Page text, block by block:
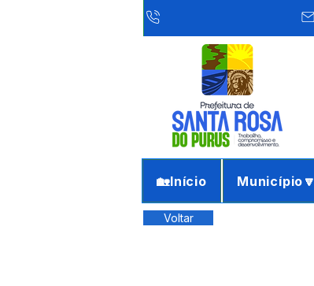
🏡Início Município🔽
Voltar